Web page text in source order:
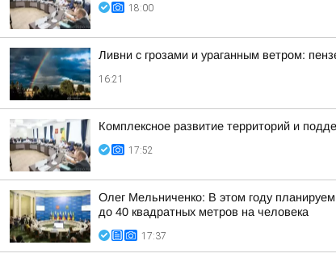
18:00
Ливни с грозами и ураганным ветром:
16:21
Комплексное развитие территорий и
17:52
Олег Мельниченко: В этом году
до 40 квадратных метров на человека
17:37